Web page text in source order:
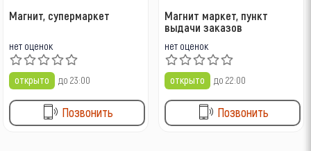
Магнит, супермаркет
нет оценок
открыто до 23:00
Позвонить
Магнит маркет, пункт
выдачи заказов
нет оценок
открыто до 22:00
Позвонить